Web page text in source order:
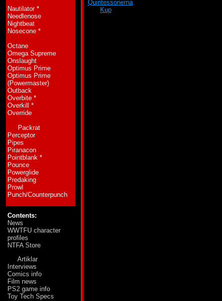
Nautilator*
Needlenose
Nightbeat
Nosecone*
Octane
Omega Supreme
Onslaught
Optimus Prime
Optimus Prime
(Powermaster)
Outback
Overbite*
Overkill
*
Override
Packrat
Perceptor
Pipes
Piranacon
Pointblank *
Pounce
Powerglide
Predaking
Prowl
Punch/Counterpunch
Contents:
News
WWTFU character
profiles
NTFA Store
Artiklar
Interviews
Comics info
Film news
PS2 game info
Toy Tech Specs
Quintessonernasom är hans dödsfiender.
Kupnär de tar sig an Sharkticonerna.